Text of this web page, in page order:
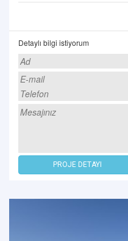
Detaylı bilgi istiyorum
PROJE DETAYI